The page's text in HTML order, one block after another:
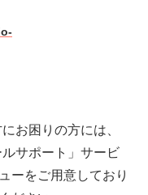
お困りの方には、
サポート」サービ
ーをご用意しており